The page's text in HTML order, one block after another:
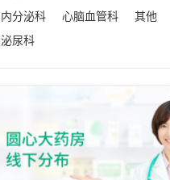
内分泌科
心脑血管科 其他
泌尿科